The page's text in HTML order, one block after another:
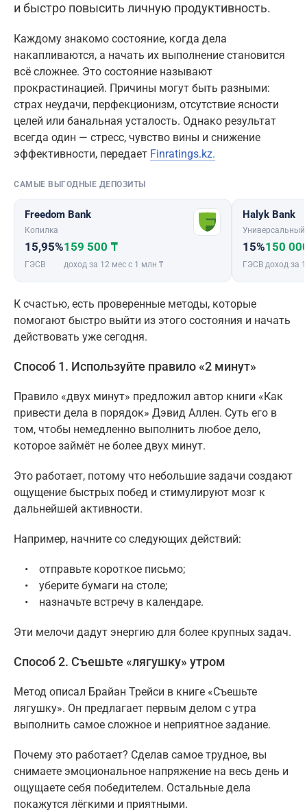
и быстро повысить личную продуктивность.
Каждому знакомо состояние, когда дела
накапливаются, а начать их выполнение становится
всё сложнее. Это состояние называют
прокрастинацией. Причины могут быть разными:
страх неудачи, перфекционизм, отсутствие ясности
целей или банальная усталость. Однако результат
всегда один — стресс, чувство вины и снижение
эффективности, передает Finratings.kz.
САМЫЕ ВЫГОДНЫЕ ДЕПОЗИТЫ
Freedom Bank
Копилка
15,95%
ГЭСВ
159 500 ₸
доход за 12 мес с 1 млн ₸
Halyk Bank
Универсальный
15%
ГЭСВ
150
доход за
К счастью, есть проверенные методы, которые
помогают быстро выйти из этого состояния и начать
действовать уже сегодня.
Способ 1. Используйте правило «2 минут»
Правило «двух минут» предложил автор книги «Как
привести дела в порядок» Дэвид Аллен. Суть его в
том, чтобы немедленно выполнить любое дело,
которое займёт не более двух минут.
Это работает, потому что небольшие задачи создают
ощущение быстрых побед и стимулируют мозг к
дальнейшей активности.
Например, начните со следующих действий:
• отправьте короткое письмо;
• уберите бумаги на столе;
• назначьте встречу в календаре.
Эти мелочи дадут энергию для более крупных задач.
Способ 2. Съешьте «лягушку» утром
Метод описал Брайан Трейси в книге «Съешьте
лягушку». Он предлагает первым делом с утра
выполнить самое сложное и неприятное задание.
Почему это работает? Сделав самое трудное, вы
снимаете эмоциональное напряжение на весь день и
ощущаете себя победителем. Остальные дела
покажутся лёгкими и приятными.